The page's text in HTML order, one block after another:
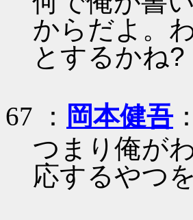
からだよ。
とするかね?
67 ： 岡本健吾
つまり俺が
応するやつ